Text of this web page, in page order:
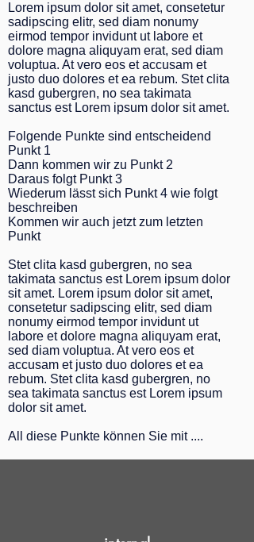
Lorem ipsum dolor sit amet, consetetur
sadipscing elitr, sed diam nonumy
eirmod tempor invidunt ut labore et
dolore magna aliquyam erat, sed diam
voluptua. At vero eos et accusam et
justo duo dolores et ea rebum. Stet clita
kasd gubergren, no sea takimata
sanctus est Lorem ipsum dolor sit amet.
Folgende Punkte sind entscheidend
Punkt 1
Dann kommen wir zu Punkt 2
Daraus folgt Punkt 3
Wiederum lässt sich Punkt 4 wie folgt
beschreiben
Kommen wir auch jetzt zum letzten
Punkt
Stet clita kasd gubergren, no sea
takimata sanctus est Lorem ipsum dolor
sit amet. Lorem ipsum dolor sit amet,
consetetur sadipscing elitr, sed diam
nonumy eirmod tempor invidunt ut
labore et dolore magna aliquyam erat,
sed diam voluptua. At vero eos et
accusam et justo duo dolores et ea
rebum. Stet clita kasd gubergren, no
sea takimata sanctus est Lorem ipsum
dolor sit amet.
All diese Punkte können Sie mit ....